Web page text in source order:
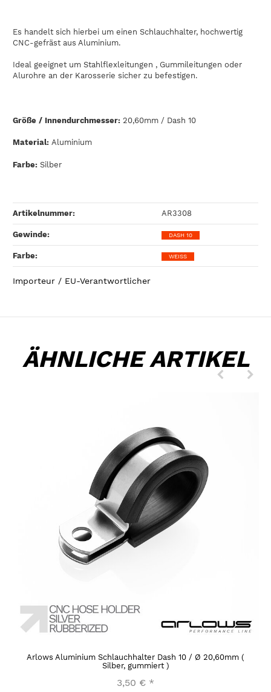
Es handelt sich hierbei um einen Schlauchhalter, hochwertig
CNC-gefräst aus Aluminium.
Ideal geeignet um Stahlflexleitungen , Gummileitungen oder
Alurohre an der Karosserie sicher zu befestigen.
Größe / Innendurchmesser: 20,60mm / Dash 10
Material: Aluminium
Farbe: Silber
Artikelnummer: AR3308
Gewinde‍: DASH 10
Farbe‍: WEISS
Importeur / EU-Verantwortlicher
ÄHNLICHE ARTIKEL
Arlows Aluminium Schlauchhalter Dash 10 / Ø 20,60mm (
Silber, gummiert )
3,50 € *